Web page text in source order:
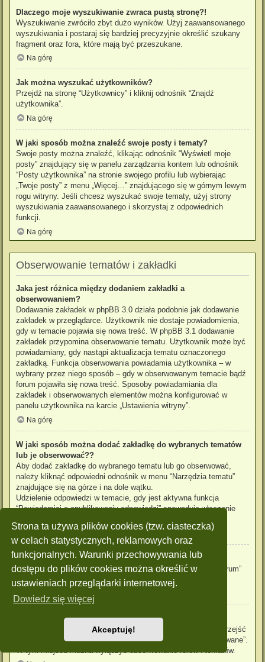
Strona ta używa plików cookies (tzw. ciasteczka)
w celach statystycznych, reklamowych oraz
funkcjonalnych. Warunki przechowywania lub
dostępu do plików cookies można określić w
ustawieniach przeglądarki internetowej.
Dowiedz się więcej
Akceptuję!
Dlaczego moje wyszukiwanie zwraca pustą stronę?!
Wyszukiwanie zwróciło zbyt dużo wyników. Użyj zaawansowanego
wyszukiwania i postaraj się bardziej precyzyjnie określić szukany
fragment oraz fora, które mają być przeszukane.
Na górę
Jak można wyszukać użytkowników?
Przejdź na stronę “Użytkownicy” i kliknij odnośnik “Znajdź
użytkownika”.
Na górę
W jaki sposób można znaleźć swoje posty i tematy?
Swoje posty można znaleźć, klikając odnośnik “Wyświetl moje
posty” znajdujący się w panelu zarządzania kontem lub odnośnik
“Posty użytkownika” na stronie swojego profilu lub wybierając
„Twoje posty” z menu „Więcej…” znajdującego się w górnym lewym
rogu witryny. Jeśli chcesz wyszukać swoje tematy, użyj strony
wyszukiwania zaawansowanego i skorzystaj z odpowiednich
funkcji.
Na górę
Obserwowanie tematów i zakładki
Jaka jest różnica między dodaniem zakładki a
obserwowaniem?
Dodawanie zakładek w phpBB 3.0 działa podobnie jak dodawanie
zakładek w przeglądarce. Użytkownik nie dostaje powiadomienia,
gdy w temacie pojawia się nowa treść. W phpBB 3.1 dodawanie
zakładek przypomina obserwowanie tematu. Użytkownik może być
powiadamiany, gdy nastąpi aktualizacja tematu oznaczonego
zakładką. Funkcja obserwowania powiadamia użytkownika – w
wybrany przez niego sposób – gdy w obserwowanym temacie bądź
forum pojawiła się nowa treść. Sposoby powiadamiania dla
zakładek i obserwowanych elementów można konfigurować w
panelu użytkownika na karcie „Ustawienia witryny”.
Na górę
W jaki sposób można dodać zakładkę do wybranych tematów
lub je obserwować??
Aby dodać zakładkę do wybranego tematu lub go obserwować,
należy kliknąć odpowiedni odnośnik w menu “Narzędzia tematu”
znajdujące się na górze i na dole wątku.
Udzielenie odpowiedzi w temacie, gdy jest aktywna funkcja
“Powiadamiaj o opublikowaniu odpowiedzi” spowoduje włączenie
Jak obserwować wybrane forum?
Aby obserwować wybrane forum, należy kliknąć „Obserwuj forum”
znajdujący się na dole strony.
Na górę
W jaki sposób usunąć obserwowanie forum, tematu?
Aby wyłączyć funkcję obserwowania forum, tematu, należy przejść
do panelu zarządzania kontem i następnie do karty “Obserwowane”.
W tym miejscu można wyłączyć obserwowanie forów i tematów.